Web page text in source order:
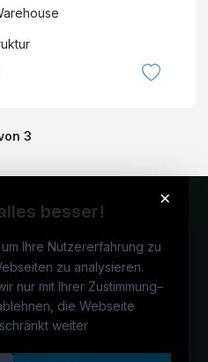
3
×
besser!
, um Ihre Nutzererfahrung zu
zu analysieren.
nur mit Ihrer Zustimmung–
die Webseite
weiter
Ein